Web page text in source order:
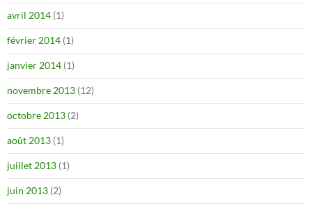
avril 2014 (1)
février 2014 (1)
janvier 2014 (1)
novembre 2013 (12)
octobre 2013 (2)
août 2013 (1)
juillet 2013 (1)
juin 2013 (2)